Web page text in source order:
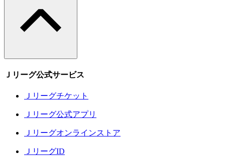
Ｊリーグ公式サービス
Ｊリーグチケット
Ｊリーグ公式アプリ
Ｊリーグオンラインストア
ＪリーグID